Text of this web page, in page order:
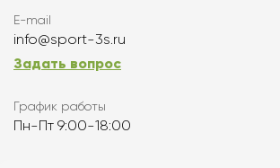
E-mail
info@sport-3s.ru
Задать вопрос
График работы
Пн-Пт 9:00-18:00